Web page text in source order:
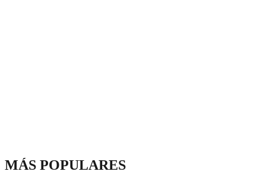
MÁS POPULARES